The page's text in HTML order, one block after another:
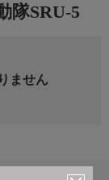
隊SRU-5
ません